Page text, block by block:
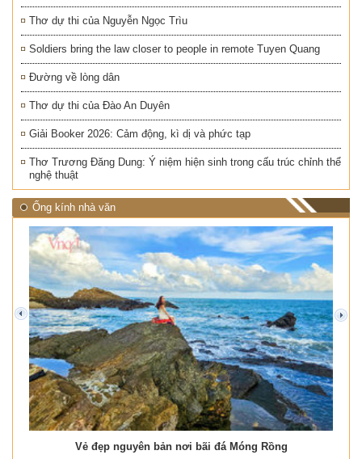
Thơ dự thi của Nguyễn Ngọc Trìu
Soldiers bring the law closer to people in remote Tuyen Quang
Đường về lòng dân
Thơ dự thi của Đào An Duyên
Giải Booker 2026: Cảm động, kì dị và phức tạp
Thơ Trương Đăng Dung: Ý niệm hiện sinh trong cấu trúc chỉnh thể
nghệ thuật
Ống kính nhà văn
Vẻ đẹp nguyên bản nơi bãi đá Móng Rồng
prev next